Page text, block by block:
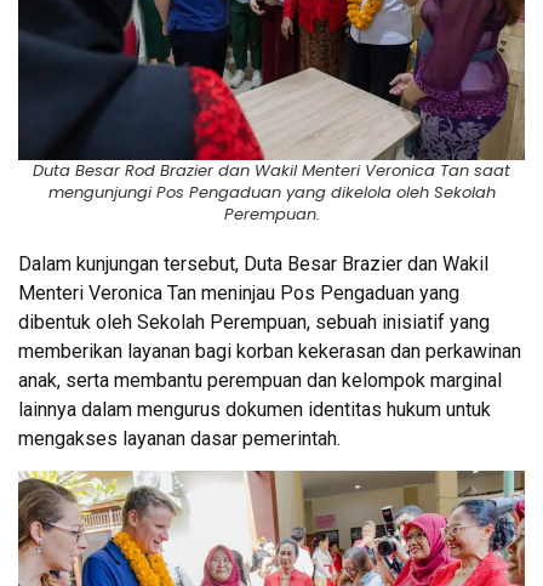
Duta Besar Rod Brazier dan Wakil Menteri Veronica Tan saat
mengunjungi Pos Pengaduan yang dikelola oleh Sekolah
Perempuan.
Dalam kunjungan tersebut, Duta Besar Brazier dan Wakil
Menteri Veronica Tan meninjau Pos Pengaduan yang
dibentuk oleh Sekolah Perempuan, sebuah inisiatif yang
memberikan layanan bagi korban kekerasan dan perkawinan
anak, serta membantu perempuan dan kelompok marginal
lainnya dalam mengurus dokumen identitas hukum untuk
mengakses layanan dasar pemerintah.